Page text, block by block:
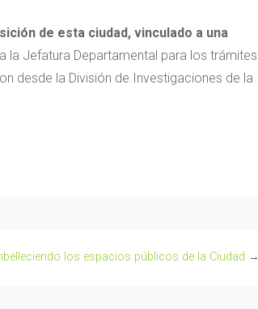
de esta ciudad, vinculado a una
la Jefatura Departamental para los trámites
desde la División de Investigaciones de la
los espacios públicos de la Ciudad →